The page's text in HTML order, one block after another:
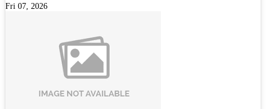
Fri 07, 2026